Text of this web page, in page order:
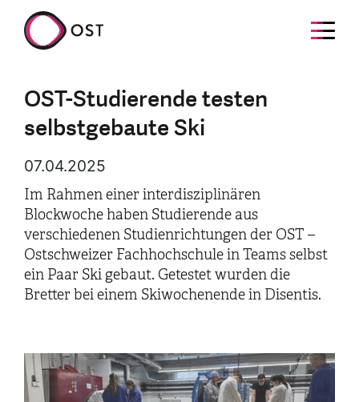
OST-Studierende testen
selbstgebaute Ski
07.04.2025
Im Rahmen einer interdisziplinären
Blockwoche haben Studierende aus
verschiedenen Studienrichtungen der OST –
Ostschweizer Fachhochschule in Teams selbst
ein Paar Ski gebaut. Getestet wurden die
Bretter bei einem Skiwochenende in Disentis.